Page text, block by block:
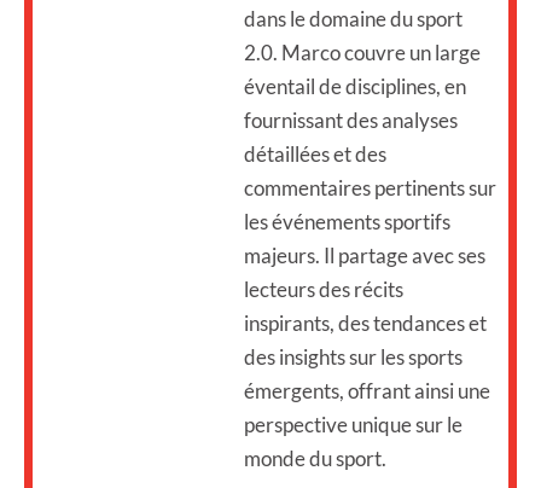
dans le domaine du sport
2.0. Marco couvre un large
éventail de disciplines, en
fournissant des analyses
détaillées et des
commentaires pertinents sur
les événements sportifs
majeurs. Il partage avec ses
lecteurs des récits
inspirants, des tendances et
des insights sur les sports
émergents, offrant ainsi une
perspective unique sur le
monde du sport.